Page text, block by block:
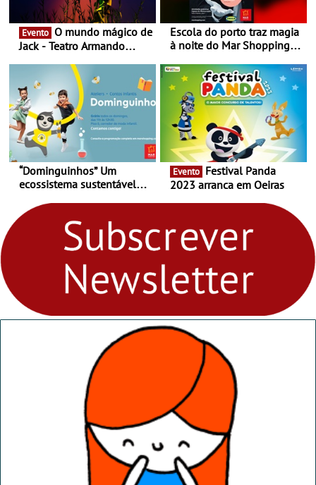
Evento
Jack - Teatro Armando
Escola do porto traz magia
à noite do Mar Shopping
29 de abril, às 21h00
“Dominguinhos” Um
ecossistema sustentável
fores - Atelier de Educação
Ambiental nos
“Dominguinhos” de 23 de
Evento
2023 arranca em Oeiras